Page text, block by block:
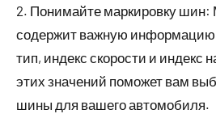
2. Понимайте маркировку шин:
содержит важную
тип, индекс скорости и индекс
этих значений поможет вам
шины для вашего автомобиля.